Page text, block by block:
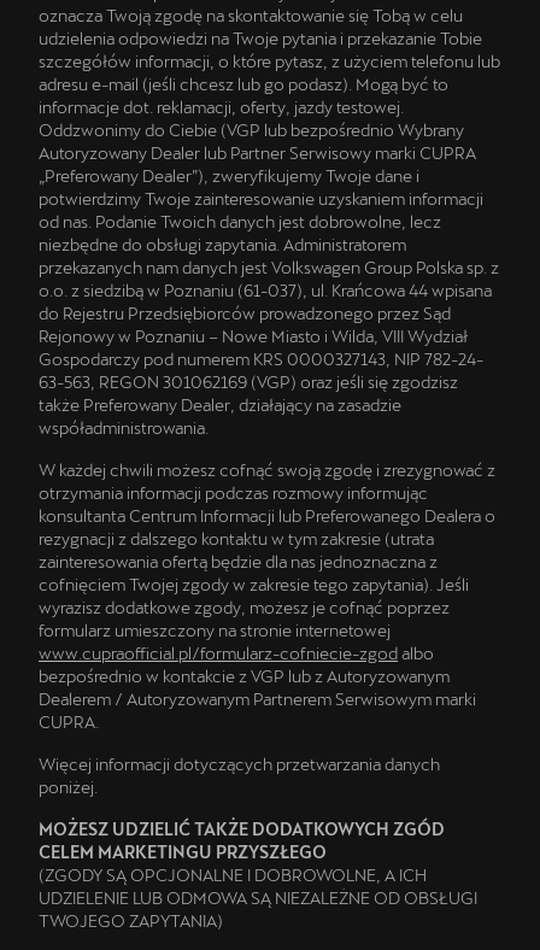
oznacza Twoją zgodę na skontaktowanie się Tobą w celu
udzielenia odpowiedzi na Twoje pytania i przekazanie Tobie
szczegółów informacji, o które pytasz, z użyciem telefonu lub
adresu e-mail (jeśli chcesz lub go podasz). Mogą być to
informacje dot. reklamacji, oferty, jazdy testowej.
Oddzwonimy do Ciebie (VGP lub bezpośrednio Wybrany
Autoryzowany Dealer lub Partner Serwisowy marki CUPRA
„Preferowany Dealer”), zweryfikujemy Twoje dane i
potwierdzimy Twoje zainteresowanie uzyskaniem informacji
od nas. Podanie Twoich danych jest dobrowolne, lecz
niezbędne do obsługi zapytania. Administratorem
przekazanych nam danych jest Volkswagen Group Polska sp. z
o.o. z siedzibą w Poznaniu (61-037), ul. Krańcowa 44 wpisana
do Rejestru Przedsiębiorców prowadzonego przez Sąd
Rejonowy w Poznaniu – Nowe Miasto i Wilda, VIII Wydział
Gospodarczy pod numerem KRS 0000327143, NIP 782-24-
63-563, REGON 301062169 (VGP) oraz jeśli się zgodzisz
także Preferowany Dealer, działający na zasadzie
współadministrowania.
W każdej chwili możesz cofnąć swoją zgodę i zrezygnować z
otrzymania informacji podczas rozmowy informując
konsultanta Centrum Informacji lub Preferowanego Dealera o
rezygnacji z dalszego kontaktu w tym zakresie (utrata
zainteresowania ofertą będzie dla nas jednoznaczna z
cofnięciem Twojej zgody w zakresie tego zapytania). Jeśli
wyrazisz dodatkowe zgody, możesz je cofnąć poprzez
formularz umieszczony na stronie internetowej
www.cupraofficial.pl/formularz-cofniecie-zgodalbo
bezpośrednio w kontakcie z VGP lub z Autoryzowanym
Dealerem / Autoryzowanym Partnerem Serwisowym marki
CUPRA.
Więcej informacji dotyczących przetwarzania danych
poniżej.
MOŻESZ UDZIELIĆ TAKŻE DODATKOWYCH ZGÓD
CELEM MARKETINGU PRZYSZŁEGO
(ZGODY SĄ OPCJONALNE I DOBROWOLNE, A ICH
UDZIELENIE LUB ODMOWA SĄ NIEZALEŻNE OD OBSŁUGI
TWOJEGO ZAPYTANIA)